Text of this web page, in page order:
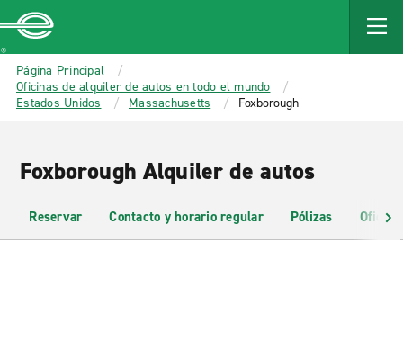
MAIN
CONTENT
Enterprise
Página Principal
Oficinas de alquiler de autos en todo el mundo
Estados Unidos
Massachusetts Foxborough
Foxborough Alquiler de autos
Reservar Contacto y horario regular Pólizas